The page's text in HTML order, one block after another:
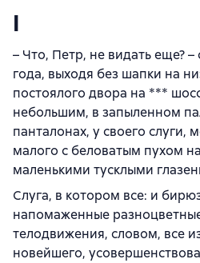
I
– Что, Петр, не видать еще?
года, выходя без шапки на
постоялого двора на ***
небольшим, в запыленном
панталонах, у своего слуги,
малого с беловатым пухом
маленькими тусклыми
Слуга, в котором все: и
напомаженные
телодвижения, словом, все
новейшего,